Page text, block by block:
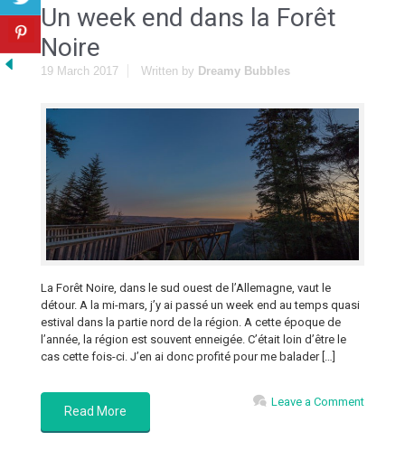
Un week end dans la Forêt
Noire
19 March 2017 Written by Dreamy Bubbles
La Forêt Noire, dans le sud ouest de l’Allemagne, vaut le
détour. A la mi-mars, j’y ai passé un week end au temps quasi
estival dans la partie nord de la région. A cette époque de
l’année, la région est souvent enneigée. C’était loin d’être le
cas cette fois-ci. J’en ai donc profité pour me balader […]
Read More
Leave a Comment